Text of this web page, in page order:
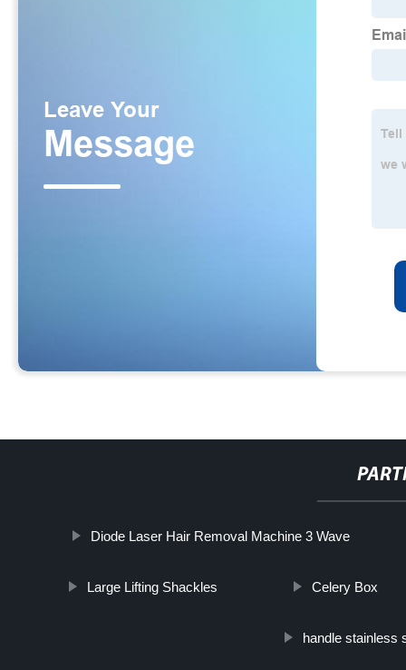
Diode Laser Hair Removal Machine 3 Wave
Large Lifting Shackles Celery Box
handle stainless